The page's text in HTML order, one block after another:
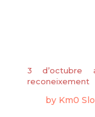
3
reconeixement
by Km0